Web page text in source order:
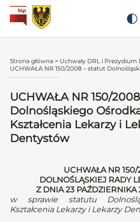
Strona główna > Uchwały DRL i Prezydium
UCHWAŁA NR 150/2008 – statut
UCHWAŁA NR 150/
Dolnośląskiego
Kształcenia Lekarzy i
Dentystów
UCHWAŁA NR
DOLNOŚLĄSKIEJ RADY
Z DNIA 23 PAŹDZIERNIKA
w sprawie statutu
Kształcenia Lekarzy i Lekarzy